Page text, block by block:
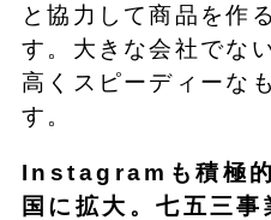
と協力して商品を作
す。大きな会社でな
高くスピーディーな
す。
Instagramも積極
国に拡大。七五三